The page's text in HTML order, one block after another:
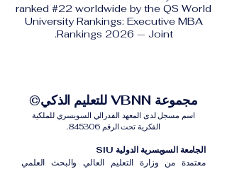
ranked #22 worldwide by the QS World
University Rankings: Executive MBA
Rankings 2026 — Joint.
مجموعة VBNN للتعليم الذكي©
اسم مسجل لدى المعهد الفدرالي السويسري للملكية
الفكرية تحت الرقم 845306.
الجامعة السويسرية الدولية SIU
معتمدة من وزارة التعليم العالي والبحث العلمي